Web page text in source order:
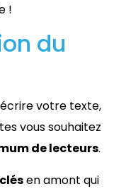
!
du
votre texte,
vous souhaitez
de lecteurs.
en amont qui